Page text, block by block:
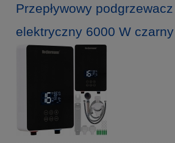
Przepływowy
elektryczny 6000 W czarny